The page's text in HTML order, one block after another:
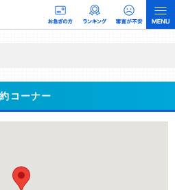
当編集部の調査／ユーザーへの口コミ収集な
供を行っています。
コーナー